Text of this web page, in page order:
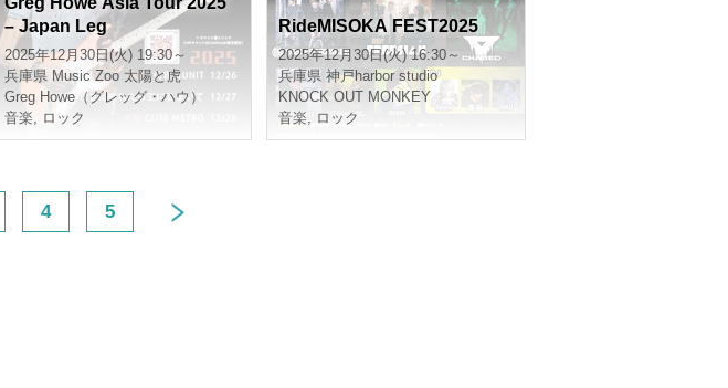
– Japan Leg
2025年12月30日(火) 19:30～
兵庫県 Music Zoo 太陽と虎
Greg Howe（グレッグ・ハウ）
音楽, ロック
RideMISOKA FEST2025
2025年12月30日(火) 16:30～
兵庫県 神戸harbor studio
KNOCK OUT MONKEY
音楽, ロック
4 5